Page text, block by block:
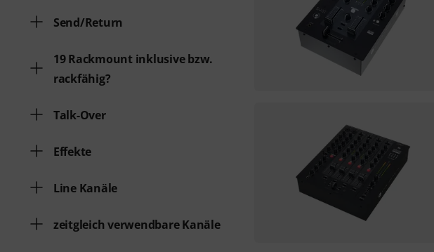
Send/Return
19 Rackmount inklusive bzw.
rackfähig?
Talk-Over
Effekte
Line Kanäle
zeitgleich verwendbare Kanäle